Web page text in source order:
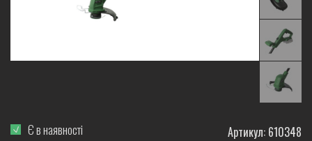
Є в наявності
Артикул: 610348